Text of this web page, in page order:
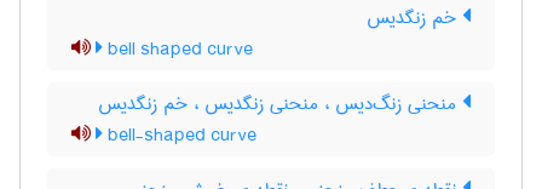
خم زنگدیس
bell shaped curve
منحنی زنگ‌دیس ، منحنی زنگدیس ، خم زنگدیس
bell-shaped curve